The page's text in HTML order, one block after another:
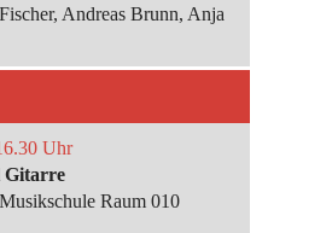
Andreas Brunn, Anja
Uhr
Gitarre
Raum 010